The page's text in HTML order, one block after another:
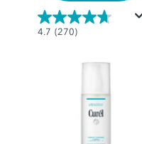
4.7 (270)
4.7
Bewertungen